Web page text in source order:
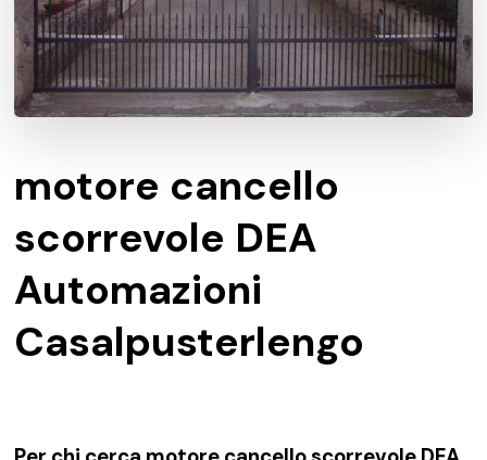
motore cancello
scorrevole DEA
Automazioni
Casalpusterlengo